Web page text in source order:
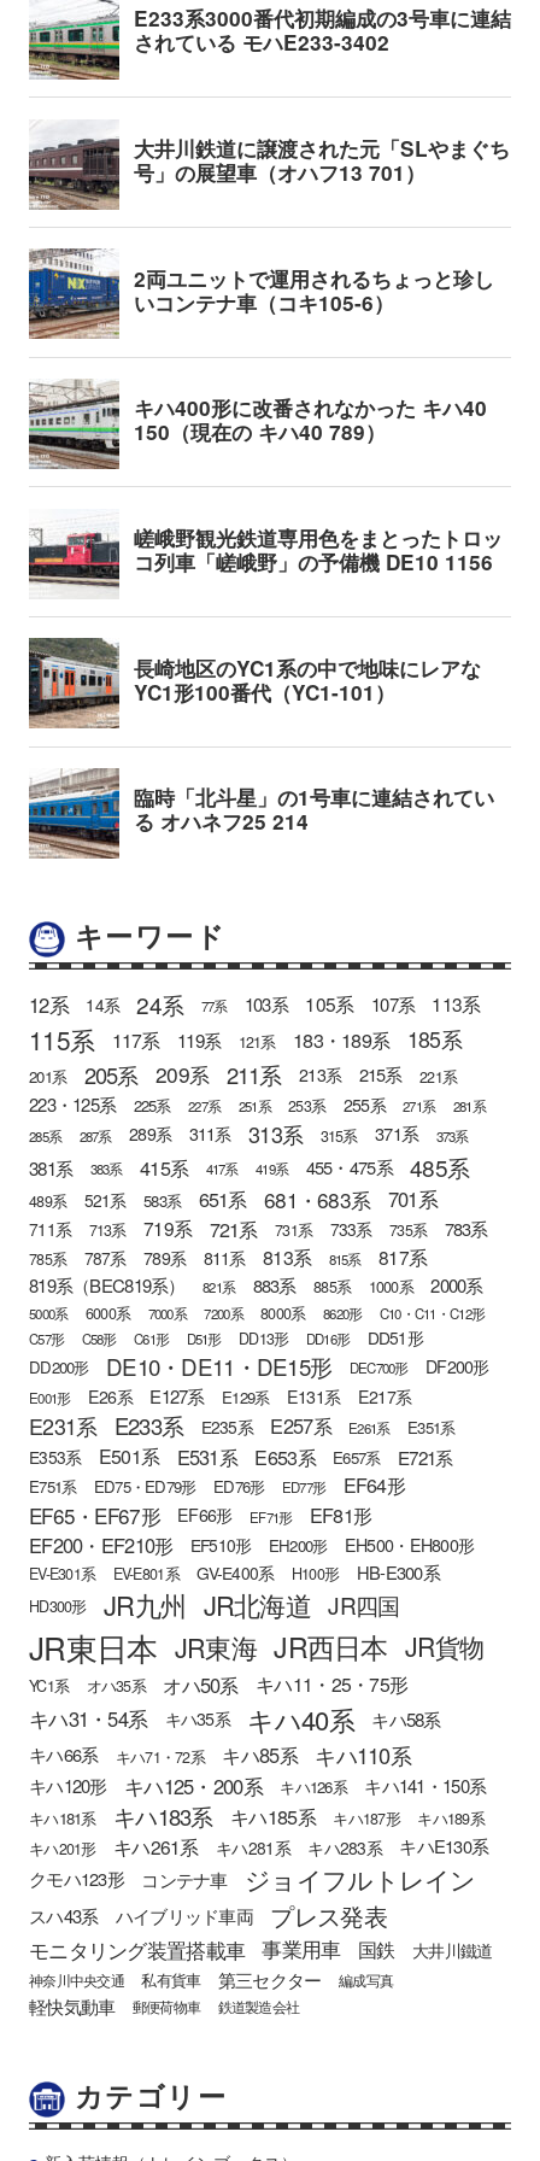
キーワード
12系 14系 24系 77系 103系 105系 107系 113系
115系 117系 119系 121系 183・189系 185系
201系 205系 209系 211系 213系 215系 221系
223・125系 225系 227系 251系 253系 255系 271系
281系
285系
287系 289系 311系 313系 315系 371系 373系
381系 383系 415系 417系 419系 455・475系 485系
489系 521系 583系 651系 681・683系 701系
711系 713系 719系 721系 731系 733系 735系 783系
785系 787系 789系 811系 813系 815系 817系
819系（BEC819系） 821系 883系 885系 1000系 2000系
5000系 6000系 7000系 7200系 8000系 8620形
C10・C11・C12形
C57形
C58形 C61形 D51形 DD13形 DD16形 DD51形
DD200形 DE10・DE11・DE15形 DEC700形 DF200形
E001形 E26系 E127系 E129系 E131系 E217系
E231系 E233系 E235系 E257系 E261系 E351系
E353系 E501系 E531系 E653系 E657系 E721系
E751系 ED75・ED79形 ED76形 ED77形 EF64形
EF65・EF67形 EF66形 EF71形
EF81形
EF200・EF210形
EF510形 EH200形 EH500・EH800形
EV-E301系 EV-E801系 GV-E400系 H100形 HB-E300系
HD300形 JR九州 JR北海道 JR四国
JR東日本 JR東海 JR西日本 JR貨物
YC1系 オハ35系 オハ50系 キハ11・25・75形
キハ31・54系 キハ35系 キハ40系 キハ58系
キハ66系 キハ71・72系 キハ85系 キハ110系
キハ120形 キハ125・200系 キハ126系 キハ141・150系
キハ181系 キハ183系 キハ185系 キハ187形
キハ189系
キハ201形
キハ261系 キハ281系 キハ283系
キハE130系
クモハ123形
コンテナ車 ジョイフルトレイン
スハ43系 ハイブリッド車両 プレス発表
モニタリング装置搭載車 事業用車 国鉄 大井川鐵道
神奈川中央交通 私有貨車 第三セクター 編成写真
軽快気動車 郵便荷物車 鉄道製造会社
カテゴリー